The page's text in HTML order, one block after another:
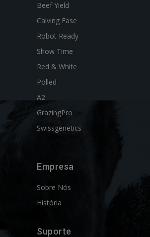
Beef Yield
Calving Ease
Robot Ready
Show Time
Red & White
Polled
A2
GrazingPro
Swissgenetics
Empresa
Sobre Nós
História
Suporte